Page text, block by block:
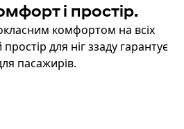
і простір.
комфортом на всіх
для ніг ззаду гарантує
пасажирів.